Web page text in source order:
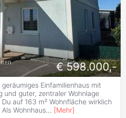
€ 598.000,-
Einfamilienhaus mit
und guter, zentraler Wohnlage
auf 163 m² Wohnfläche wirklich
Wohnhaus... [Mehr]